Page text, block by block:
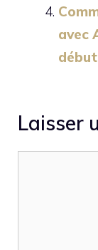
avec
Laisser